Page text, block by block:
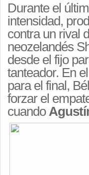
Durante el
intensidad,
contra un rival
neozelandés
desde el fijo
tanteador. En
para el final,
forzar el
cuando